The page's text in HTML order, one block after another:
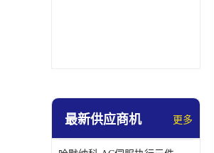
最新供应商机 更多